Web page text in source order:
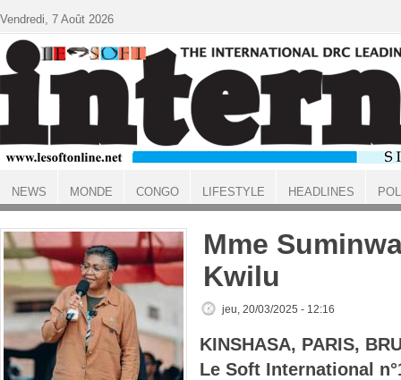
ACCUEIL
Mme
Kwilu
jeu, 20/03/2025 - 12:16
KINSHASA, PARIS,
Le Soft International
Vendredi, 7 Août 2026
NEWS MONDE CONGO LIFESTYLE HEADLINES